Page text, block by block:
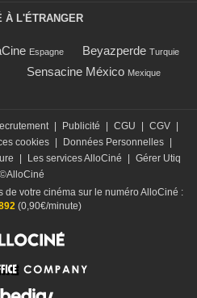
À L'ÉTRANGER
Espagne Beyazperde Turquie
Sensacine México Mexique
| Publicité | CGU | CGV |
cookies | Données Personnelles |
| Les services AlloCiné | Gérer Utiq
©AlloCiné
de votre cinéma sur le numéro AlloCiné :
(0,90€/minute)